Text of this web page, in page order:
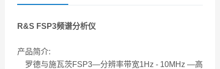
R&S FSP3频谱分析仪
产品简介:
罗德与施瓦茨FSP3—分辨率带宽1Hz - 10MHz —高